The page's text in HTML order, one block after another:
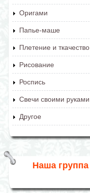
Оригами
Папье-маше
Плетение и ткачество
Рисование
Роспись
Свечи своими руками
Другое
Наша группа